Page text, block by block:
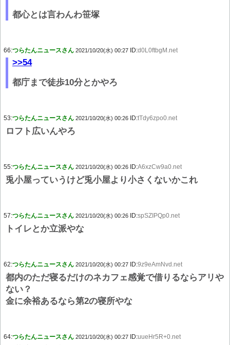
都心とは言わんわ笹塚
66:つらたんニュースさん 2021/10/20(水) 00:27 ID:d0L0ftbgM.net
>>54
都庁まで徒歩10分とかやろ
53:つらたんニュースさん 2021/10/20(水) 00:26 ID:tTdy6zpo0.net
ロフト広いんやろ
55:つらたんニュースさん 2021/10/20(水) 00:26 ID:A6xzCw9a0.net
兎小屋っていうけど兎小屋より小さくないかこれ
57:つらたんニュースさん 2021/10/20(水) 00:26 ID:spSZIPQp0.net
トイレとか立派やな
62:つらたんニュースさん 2021/10/20(水) 00:27 ID:9z9eAmNvd.net
都内のただ寝るだけのネカフェ感覚で借りるならアリや
ない？
金に余裕あるなら第2の寝所やな
64:つらたんニュースさん 2021/10/20(水) 00:27 ID:uueHr5R+0.net